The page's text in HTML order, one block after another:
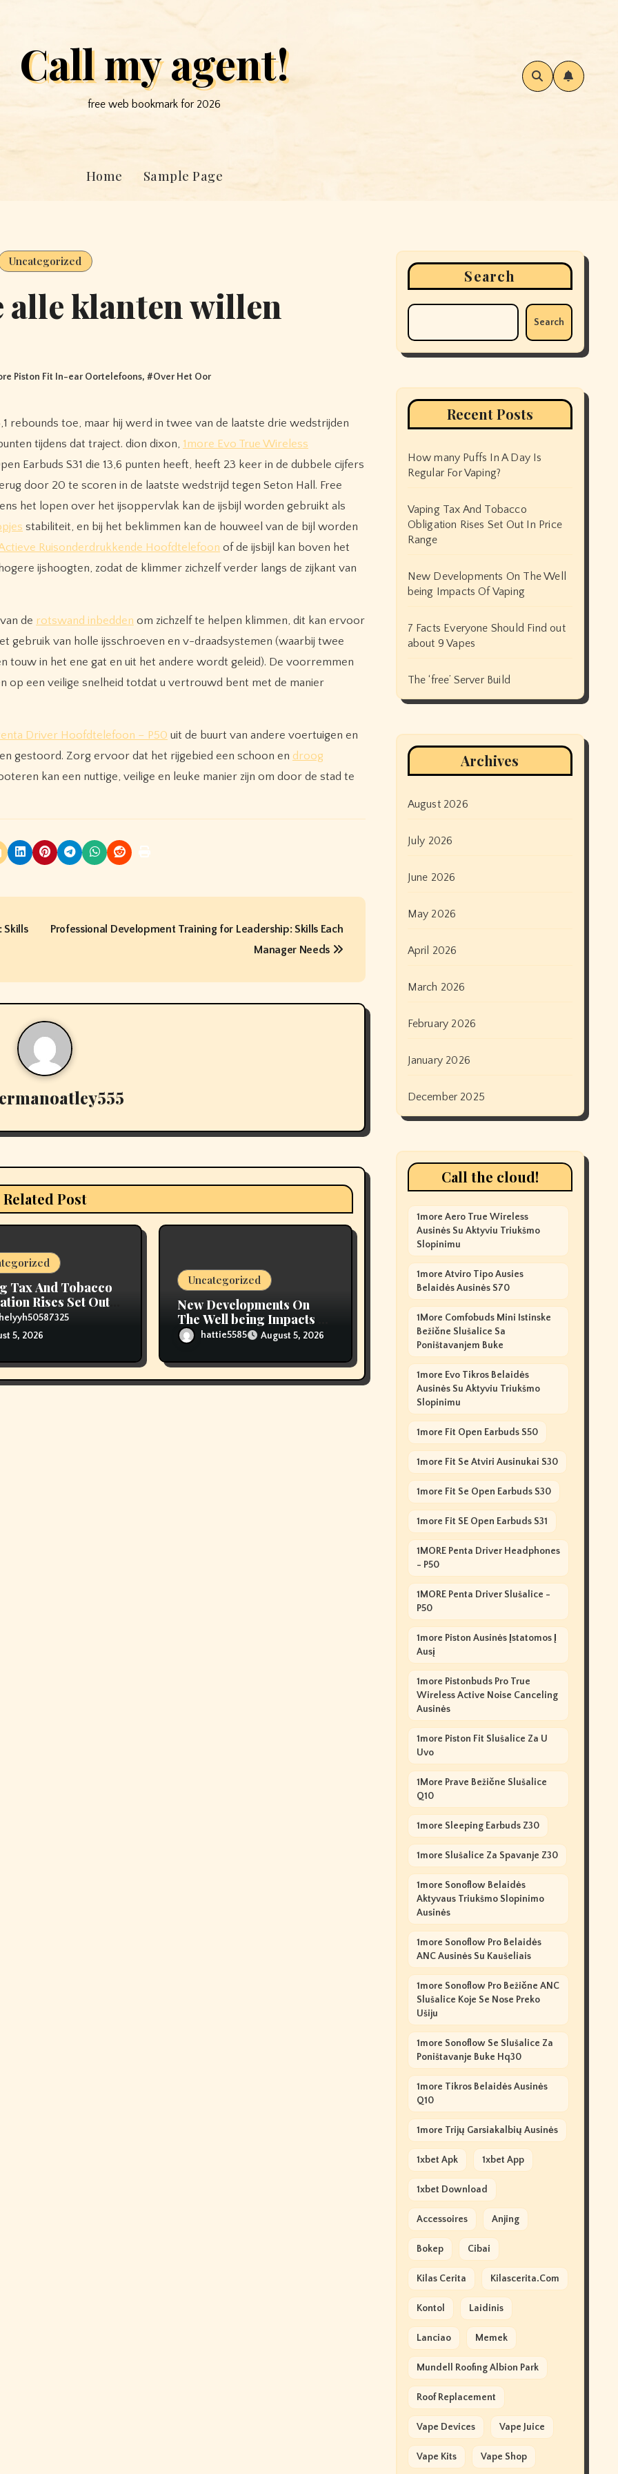
Call my agent!
free web bookmark for 2026
Home Sample Page
Uncategorized
alle klanten willen
Piston Fit In-ear Oortelefoons, #Over Het Oor
tijdens dat traject. dion dixon, 1more Evo True Wireless
Earbuds S31 die 13,6 punten heeft, heeft 23 keer in de dubbele cijfers
door 20 te scoren in de laatste wedstrijd tegen Seton Hall. Free
het lopen over het ijsoppervlak kan de ijsbijl worden gebruikt als
stabiliteit, en bij het beklimmen kan de houweel van de bijl worden
Ruisonderdrukkende Hoofdtelefoon of de ijsbijl kan boven het
ijshoogten, zodat de klimmer zichzelf verder langs de zijkant van
de rotswand inbedden om zichzelf te helpen klimmen, dit kan ervoor
gebruik van holle ijsschroeven en v-draadsystemen (waarbij twee
touw in het ene gat en uit het andere wordt geleid). De voorremmen
een veilige snelheid totdat u vertrouwd bent met de manier
Driver Hoofdtelefoon – P50 uit de buurt van andere voertuigen en
gestoord. Zorg ervoor dat het rijgebied een schoon en droog
kan een nuttige, veilige en leuke manier zijn om door de stad te
Skills
Professional Development Training for Leadership: Skills Each
Manager Needs
Related Post
Tax And Tobacco
Rises Set Out
Range
5, 2026
Uncategorized
New Developments On
The Well being Impacts Of
Vapinghattie5585 August 5, 2026
Search
Search
Recent Posts
How many Puffs In A Day Is
Regular For Vaping?
Vaping Tax And Tobacco
Obligation Rises Set Out In Price
Range
New Developments On The Well
being Impacts Of Vaping
7 Facts Everyone Should Find out
about 9 Vapes
The ‘free’ Server Build
Archives
August 2026
July 2026
June 2026
May 2026
April 2026
March 2026
February 2026
January 2026
December 2025
Call the cloud!
1more Aero True Wireless
Ausinės Su Aktyviu Triukšmo
Slopinimu
1more Atviro Tipo Ausies
Belaidės Ausinės S70
1More Comfobuds Mini Istinske
Bežične Slušalice Sa
Poništavanjem Buke
1more Evo Tikros Belaidės
Ausinės Su Aktyviu Triukšmo
Slopinimu
1more Fit Open Earbuds S50
1more Fit Se Atviri Ausinukai S30
1more Fit Se Open Earbuds S30
1more Fit SE Open Earbuds S31
1MORE Penta Driver Headphones
- P50
1MORE Penta Driver Slušalice -
P50
1more Piston Ausinės Įstatomos Į
Ausį
1more Pistonbuds Pro True
Wireless Active Noise Canceling
Ausinės
1more Piston Fit Slušalice Za U
Uvo
1More Prave Bežične Slušalice
Q10
1more Sleeping Earbuds Z30
1more Slušalice Za Spavanje Z30
1more Sonoflow Belaidės
Aktyvaus Triukšmo Slopinimo
Ausinės
1more Sonoflow Pro Belaidės
ANC Ausinės Su Kaušeliais
1more Sonoflow Pro Bežične ANC
Slušalice Koje Se Nose Preko
Ušiju
1more Sonoflow Se Slušalice Za
Poništavanje Buke Hq30
1more Tikros Belaidės Ausinės
Q10
1more Trijų Garsiakalbių Ausinės
1xbet Apk 1xbet App
1xbet Download
Accessoires Anjing
Bokep Cibai
Kilas Cerita Kilascerita.com
Kontol Laidinis
Lanciao Memek
Mundell Roofing Albion Park
Roof Replacement
Vape Devices Vape Juice
Vape Kits Vape Shop